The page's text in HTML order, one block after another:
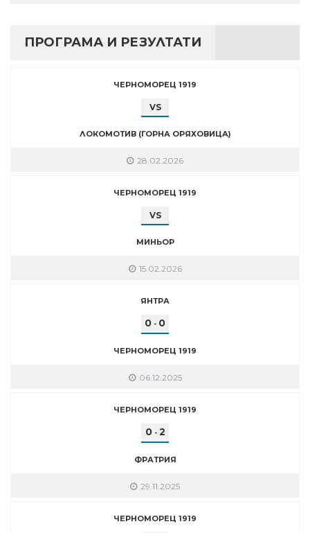
ПРОГРАМА И РЕЗУЛТАТИ
ЧЕРНОМОРЕЦ 1919
VS
ЛОКОМОТИВ (ГОРНА ОРЯХОВИЦА)
28.02.2026
ЧЕРНОМОРЕЦ 1919
VS
МИНЬОР
15.02.2026
ЯНТРА
0 - 0
ЧЕРНОМОРЕЦ 1919
06.12.2025
ЧЕРНОМОРЕЦ 1919
0- 2
ФРАТРИЯ
29.11.2025
ЧЕРНОМОРЕЦ 1919